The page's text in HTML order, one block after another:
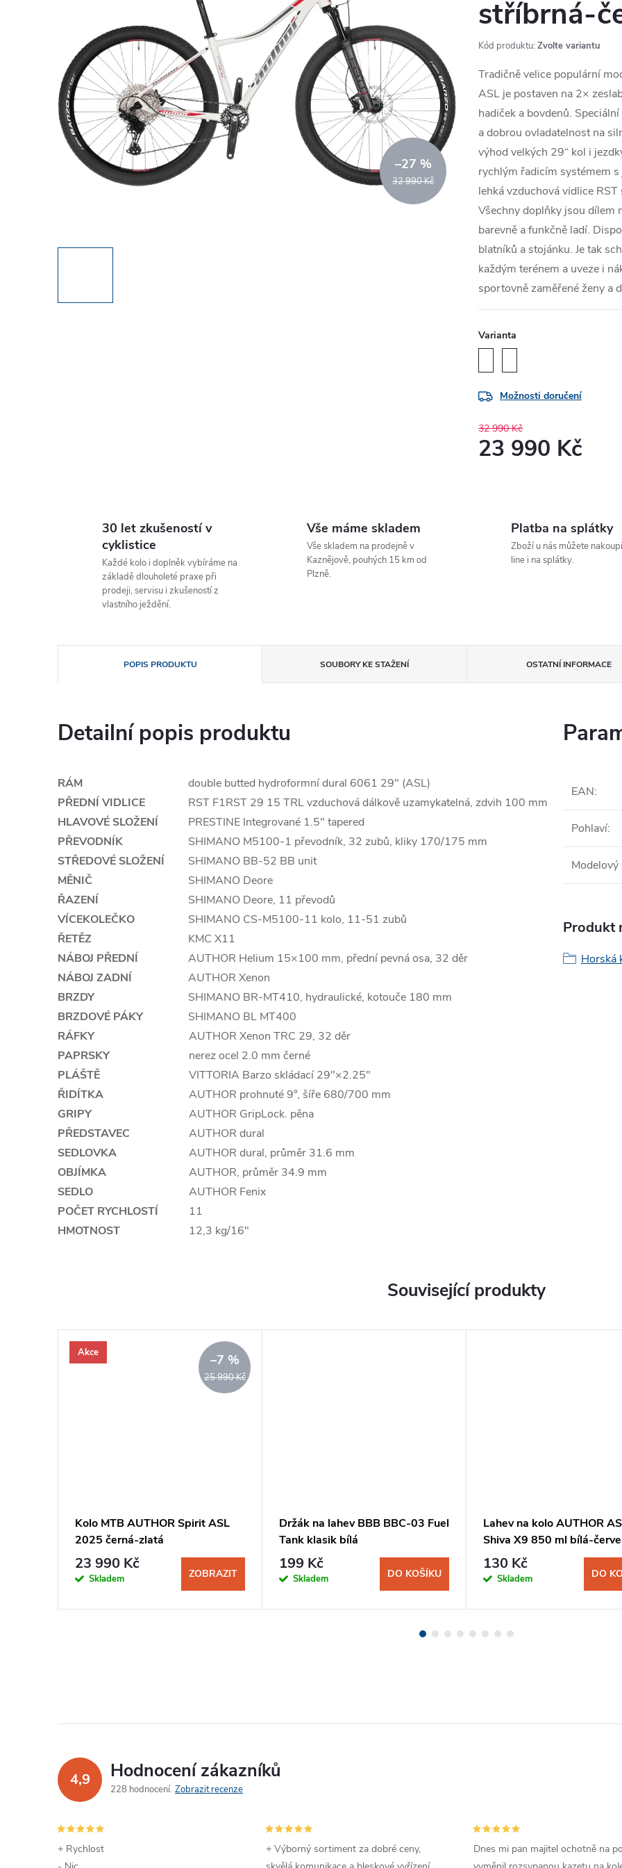
32 990 Kč
–27 %
stříbrná-
Kód produktu: Zvolte variantu
Tradičně velice populární
ASL je postaven na 2×
hadiček a bovdenů.
a dobrou ovladatelnost na
výhod velkých 29“ kol i
rychlým řadicím systémem
lehká vzduchová vidlice
Všechny doplňky jsou dílem
barevně a funkčně ladí.
blatníků a stojánku. Je tak
každým terénem a uveze i
sportovně zaměřené ženy a
Varianta
Možnosti doručení
32 990 Kč
23 990 Kč
30 let zkušeností v
cyklistice
Každé kolo i doplněk vybíráme na
základě dlouholeté praxe při
prodeji, servisu i zkušeností z
vlastního ježdění.
Vše máme skladem
Vše skladem na prodejně v
Kaznějově, pouhých 15 km od
Plzně.
Platba na splátky
Zboží u nás můžete
line i na splátky.
POPIS PRODUKTU SOUBORY KE STAŽENÍ OSTATNÍ INFORMACE
Detailní popis produktu
RÁM
double butted hydroformní dural 6061 29" (ASL)
PŘEDNÍ VIDLICE
RST F1RST 29 15 TRL vzduchová dálkově uzamykatelná, zdvih 100 mm
HLAVOVÉ SLOŽENÍ
PRESTINE Integrované 1.5" tapered
PŘEVODNÍK
SHIMANO M5100-1 převodník, 32 zubů, kliky 170/175 mm
STŘEDOVÉ SLOŽENÍ
SHIMANO BB-52 BB unit
MĚNIČ
SHIMANO Deore
ŘAZENÍ
SHIMANO Deore, 11 převodů
VÍCEKOLEČKO
SHIMANO CS-M5100-11 kolo, 11-51 zubů
ŘETĚZ
KMC X11
NÁBOJ PŘEDNÍ
AUTHOR Helium 15×100 mm, přední pevná osa, 32 děr
NÁBOJ ZADNÍ
AUTHOR Xenon
BRZDY
SHIMANO BR-MT410, hydraulické, kotouče 180 mm
BRZDOVÉ PÁKY
SHIMANO BL MT400
RÁFKY
AUTHOR Xenon TRC 29, 32 děr
PAPRSKY
nerez ocel 2.0 mm černé
PLÁŠTĚ
VITTORIA Barzo skládací 29"×2.25"
ŘIDÍTKA
AUTHOR prohnuté 9°, šíře 680/700 mm
GRIPY
AUTHOR GripLock. pěna
PŘEDSTAVEC
AUTHOR dural
SEDLOVKA
AUTHOR dural, průměr 31.6 mm
OBJÍMKA
AUTHOR, průměr 34.9 mm
SEDLO
AUTHOR Fenix
POČET RYCHLOSTÍ
11
HMOTNOST
12,3 kg/16"
EAN:
Pohlaví:
Modelový
Produkt
Horská
Související produkty
Akce
25 990 Kč
–7 %
Kolo MTB AUTHOR Spirit ASL
2025 černá-zlatá
23 990 Kč
Skladem ZOBRAZIT
Držák na lahev BBB BBC-03 Fuel
Tank klasik bílá
199 Kč
Skladem DO KOŠÍKU
Lahev na kolo AUTHOR
Shiva X9 850 ml bílá-
130 Kč
Skladem DO
4,9 Hodnocení zákazníků
228 hodnocení Zobrazit recenze
+ Rychlost
+ Výborný sortiment za dobré ceny,
Dnes mi pan majitel ochotně na